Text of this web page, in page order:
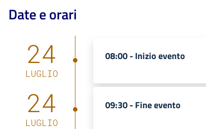
Date e orari
24
LUGLIO
08:00 -Inizio evento
24
LUGLIO
09:30 -Fine evento